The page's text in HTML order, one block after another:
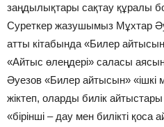
заңдылықтары сақтау құралы
Суреткер жазушымыз Мұхтар
атты кітабында «Билер
«Айтыс өлеңдері» саласы
Әуезов «Билер айтысын» «ішкі
жіктеп, оларды билік
«бірінші – дау мен билікті қоса